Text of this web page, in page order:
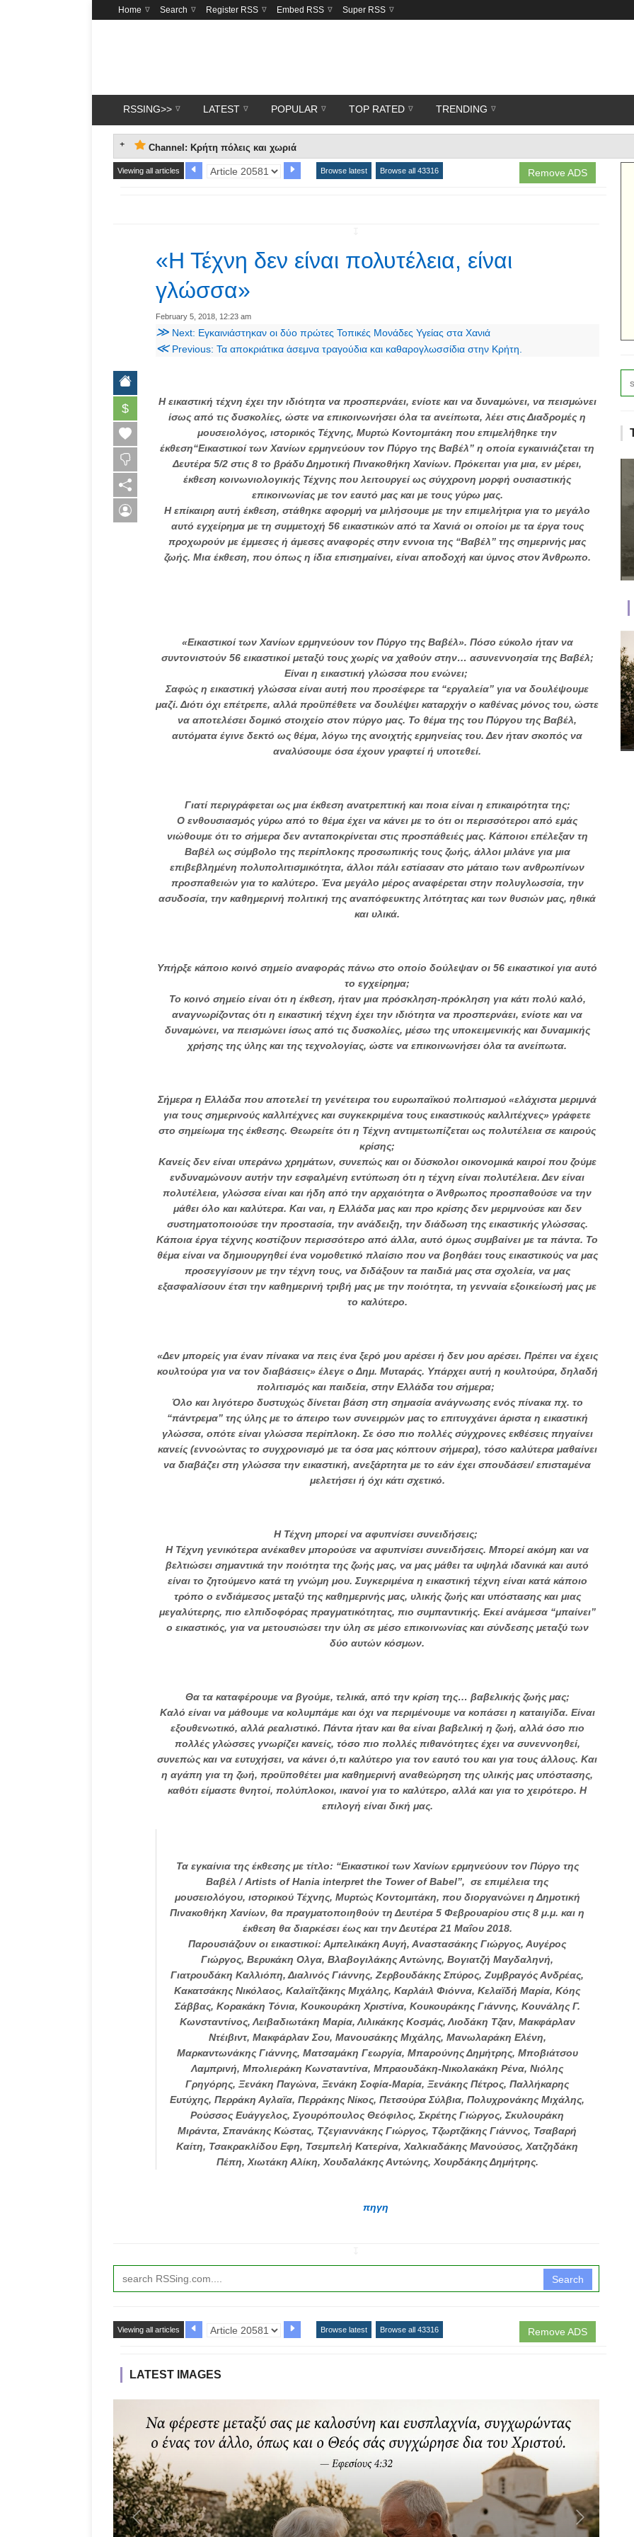
Home Search Register RSS Embed RSS Super RSS
RSSING>> LATEST POPULAR TOP RATED TRENDING
Channel: Κρήτη πόλεις και χωριά
Remove ADS
Viewing all articles Browse latest Browse all 43316
«Η Τέχνη δεν είναι πολυτέλεια, είναι
γλώσσα»
February 5, 2018, 12:23 am
≫ Next: Εγκαινιάστηκαν οι δύο πρώτες Τοπικές Μονάδες Υγείας στα Χανιά
≪Previous: Τα αποκριάτικα άσεμνα τραγούδια και καθαρογλωσσίδια στην Κρήτη.
$
Η εικαστική τέχνη έχει την ιδιότητα να προσπερνάει, ενίοτε και να δυναμώνει, να πεισμώνει
ίσως από τις δυσκολίες, ώστε να επικοινωνήσει όλα τα ανείπωτα, λέει στις Διαδρομές η
μουσειολόγος, ιστορικός Τέχνης, Μυρτώ Κοντομιτάκη που επιμελήθηκε την
έκθεση“Εικαστικοί των Χανίων ερμηνεύουν τον Πύργο της Βαβέλ” η οποία εγκαινιάζεται τη
Δευτέρα 5/2 στις 8 το βράδυ Δημοτική Πινακοθήκη Χανίων. Πρόκειται για μια, εν μέρει,
έκθεση κοινωνιολογικής Τέχνης που λειτουργεί ως σύγχρονη μορφή ουσιαστικής
επικοινωνίας με τον εαυτό μας και με τους γύρω μας.
H επίκαιρη αυτή έκθεση, στάθηκε αφορμή να μιλήσουμε με την επιμελήτρια για το μεγάλο
αυτό εγχείρημα με τη συμμετοχή 56 εικαστικών από τα Χανιά οι οποίοι με τα έργα τους
προχωρούν με έμμεσες ή άμεσες αναφορές στην εννοια της “Βαβέλ” της σημερινής μας
ζωής. Μια έκθεση, που όπως η ίδια επισημαίνει, είναι αποδοχή και ύμνος στον Άνθρωπο.
«Εικαστικοί των Χανίων ερμηνεύουν τον Πύργο της Βαβέλ». Πόσο εύκολο ήταν να
συντονιστούν 56 εικαστικοί μεταξύ τους χωρίς να χαθούν στην… ασυνεννοησία της Βαβέλ;
Είναι η εικαστική γλώσσα που ενώνει;
Σαφώς η εικαστική γλώσσα είναι αυτή που προσέφερε τα “εργαλεία” για να δουλέψουμε
μαζί. Διότι όχι επέτρεπε, αλλά προϋπέθετε να δουλέψει καταρχήν ο καθένας μόνος του, ώστε
να αποτελέσει δομικό στοιχείο στον πύργο μας. Το θέμα της του Πύργου της Βαβέλ,
αυτόματα έγινε δεκτό ως θέμα, λόγω της ανοιχτής ερμηνείας του. Δεν ήταν σκοπός να
αναλύσουμε όσα έχουν γραφτεί ή υποτεθεί.
Γιατί περιγράφεται ως μια έκθεση ανατρεπτική και ποια είναι η επικαιρότητα της;
Ο ενθουσιασμός γύρω από το θέμα έχει να κάνει με το ότι οι περισσότεροι από εμάς
νιώθουμε ότι το σήμερα δεν ανταποκρίνεται στις προσπάθειές μας. Κάποιοι επέλεξαν τη
Βαβέλ ως σύμβολο της περίπλοκης προσωπικής τους ζωής, άλλοι μιλάνε για μια
επιβεβλημένη πολυπολιτισμικότητα, άλλοι πάλι εστίασαν στο μάταιο των ανθρωπίνων
προσπαθειών για το καλύτερο. Ένα μεγάλο μέρος αναφέρεται στην πολυγλωσσία, την
ασυδοσία, την καθημερινή πολιτική της αναπόφευκτης λιτότητας και των θυσιών μας, ηθικά
και υλικά.
Υπήρξε κάποιο κοινό σημείο αναφοράς πάνω στο οποίο δούλεψαν οι 56 εικαστικοί για αυτό
το εγχείρημα;
Το κοινό σημείο είναι ότι η έκθεση, ήταν μια πρόσκληση-πρόκληση για κάτι πολύ καλό,
αναγνωρίζοντας ότι η εικαστική τέχνη έχει την ιδιότητα να προσπερνάει, ενίοτε και να
δυναμώνει, να πεισμώνει ίσως από τις δυσκολίες, μέσω της υποκειμενικής και δυναμικής
χρήσης της ύλης και της τεχνολογίας, ώστε να επικοινωνήσει όλα τα ανείπωτα.
Σήμερα η Ελλάδα που αποτελεί τη γενέτειρα του ευρωπαϊκού πολιτισμού «ελάχιστα μεριμνά
για τους σημερινούς καλλιτέχνες και συγκεκριμένα τους εικαστικούς καλλιτέχνες» γράφετε
στο σημείωμα της έκθεσης. Θεωρείτε ότι η Τέχνη αντιμετωπίζεται ως πολυτέλεια σε καιρούς
κρίσης;
Κανείς δεν είναι υπεράνω χρημάτων, συνεπώς και οι δύσκολοι οικονομικά καιροί που ζούμε
ενδυναμώνουν αυτήν την εσφαλμένη εντύπωση ότι η τέχνη είναι πολυτέλεια. Δεν είναι
πολυτέλεια, γλώσσα είναι και ήδη από την αρχαιότητα ο Άνθρωπος προσπαθούσε να την
μάθει όλο και καλύτερα. Και ναι, η Ελλάδα μας και προ κρίσης δεν μεριμνούσε και δεν
συστηματοποιούσε την προστασία, την ανάδειξη, την διάδωση της εικαστικής γλώσσας.
Κάποια έργα τέχνης κοστίζουν περισσότερο από άλλα, αυτό όμως συμβαίνει με τα πάντα. Το
θέμα είναι να δημιουργηθεί ένα νομοθετικό πλαίσιο που να βοηθάει τους εικαστικούς να μας
προσεγγίσουν με την τέχνη τους, να διδάξουν τα παιδιά μας στα σχολεία, να μας
εξασφαλίσουν έτσι την καθημερινή τριβή μας με την ποιότητα, τη γενναία εξοικείωσή μας με
το καλύτερο.
«Δεν μπορείς για έναν πίνακα να πεις ένα ξερό μου αρέσει ή δεν μου αρέσει. Πρέπει να έχεις
κουλτούρα για να τον διαβάσεις» έλεγε ο Δημ. Μυταράς. Υπάρχει αυτή η κουλτούρα, δηλαδή
πολιτισμός και παιδεία, στην Ελλάδα του σήμερα;
Όλο και λιγότερο δυστυχώς δίνεται βάση στη σημασία ανάγνωσης ενός πίνακα πχ. το
“πάντρεμα” της ύλης με το άπειρο των συνειρμών μας το επιτυγχάνει άριστα η εικαστική
γλώσσα, οπότε είναι γλώσσα περίπλοκη. Σε όσο πιο πολλές σύγχρονες εκθέσεις πηγαίνει
κανείς (εννοώντας το συγχρονισμό με τα όσα μας κόπτουν σήμερα), τόσο καλύτερα μαθαίνει
να διαβάζει στη γλώσσα την εικαστική, ανεξάρτητα με το εάν έχει σπουδάσει/ επισταμένα
μελετήσει ή όχι κάτι σχετικό.
Η Τέχνη μπορεί να αφυπνίσει συνειδήσεις;
Η Τέχνη γενικότερα ανέκαθεν μπορούσε να αφυπνίσει συνειδήσεις. Μπορεί ακόμη και να
βελτιώσει σημαντικά την ποιότητα της ζωής μας, να μας μάθει τα υψηλά ιδανικά και αυτό
είναι το ζητούμενο κατά τη γνώμη μου. Συγκεριμένα η εικαστική τέχνη είναι κατά κάποιο
τρόπο ο ενδιάμεσος μεταξύ της καθημερινής μας, υλικής ζωής και υπόστασης και μιας
μεγαλύτερης, πιο ελπιδοφόρας πραγματικότητας, πιο συμπαντικής. Εκεί ανάμεσα “μπαίνει”
ο εικαστικός, για να μετουσιώσει την ύλη σε μέσο επικοινωνίας και σύνδεσης μεταξύ των
δύο αυτών κόσμων.
Θα τα καταφέρουμε να βγούμε, τελικά, από την κρίση της… βαβελικής ζωής μας;
Καλό είναι να μάθουμε να κολυμπάμε και όχι να περιμένουμε να κοπάσει η καταιγίδα. Είναι
εξουθενωτικό, αλλά ρεαλιστικό. Πάντα ήταν και θα είναι βαβελική η ζωή, αλλά όσο πιο
πολλές γλώσσες γνωρίζει κανείς, τόσο πιο πολλές πιθανότητες έχει να συνεννοηθεί,
συνεπώς και να ευτυχήσει, να κάνει ό,τι καλύτερο για τον εαυτό του και για τους άλλους. Και
η αγάπη για τη ζωή, προϋποθέτει μια καθημερινή αναθεώρηση της υλικής μας υπόστασης,
καθότι είμαστε θνητοί, πολύπλοκοι, ικανοί για το καλύτερο, αλλά και για το χειρότερο. Η
επιλογή είναι δική μας.
Τα εγκαίνια της έκθεσης με τίτλο: “Εικαστικοί των Χανίων ερμηνεύουν τον Πύργο της
Βαβέλ / Artists of Hania interpret the Tower of Babel”, σε επιμέλεια της
μουσειολόγου, ιστορικού Τέχνης, Μυρτώς Κοντομιτάκη, που διοργανώνει η Δημοτική
Πινακοθήκη Χανίων, θα πραγματοποιηθούν τη Δευτέρα 5 Φεβρουαρίου στις 8 μ.μ. και η
έκθεση θα διαρκέσει έως και την Δευτέρα 21 Μαΐου 2018.
Παρουσιάζουν οι εικαστικοί: Αμπελικάκη Αυγή, Αναστασάκης Γιώργος, Αυγέρος
Γιώργος, Βερυκάκη Oλγα, Βλαβογιλάκης Αντώνης, Βογιατζή Μαγδαληνή,
Γιατρουδάκη Καλλιόπη, Διαλινός Γιάννης, Ζερβουδάκης Σπύρος, Ζυμβραγός Ανδρέας,
Κακατσάκης Νικόλαος, Καλαϊτζάκης Μιχάλης, Καρλάιλ Φιόννα, Κελαϊδή Μαρία, Κόης
Σάββας, Κορακάκη Τόνια, Κουκουράκη Χριστίνα, Κουκουράκης Γιάννης, Κουνάλης Γ.
Κωνσταντίνος, Λειβαδιωτάκη Μαρία, Λιλικάκης Κοσμάς, Λιοδάκη Τζαν, Μακφάρλαν
Ντέιβιντ, Μακφάρλαν Σου, Μανουσάκης Μιχάλης, Μανωλαράκη Ελένη,
Μαρκαντωνάκης Γιάννης, Ματσαμάκη Γεωργία, Μπαρούνης Δημήτρης, Μποβιάτσου
Λαμπρινή, Μπολιεράκη Κωνσταντίνα, Μπραουδάκη-Νικολακάκη Ρένα, Νιόλης
Γρηγόρης, Ξενάκη Παγώνα, Ξενάκη Σοφία-Μαρία, Ξενάκης Πέτρος, Παλλήκαρης
Ευτύχης, Περράκη Αγλαϊα, Περράκης Νίκος, Πετσούρα Σύλβια, Πολυχρονάκης Μιχάλης,
Ρούσσος Ευάγγελος, Σγουρόπουλος Θεόφιλος, Σκρέτης Γιώργος, Σκυλουράκη
Μιράντα, Σπανάκης Κώστας, Τζεγιαννάκης Γιώργος, Τζωρτζάκης Γιάννος, Τσαβαρή
Καίτη, Τσακρακλίδου Eφη, Τσεμπελή Κατερίνα, Χαλκιαδάκης Μανούσος, Χατζηδάκη
Πέπη, Χιωτάκη Αλίκη, Χουδαλάκης Αντώνης, Χουρδάκης Δημήτρης.
πηγη
Search
Remove ADS
Viewing all articles Browse latest Browse all 43316
LATEST IMAGES